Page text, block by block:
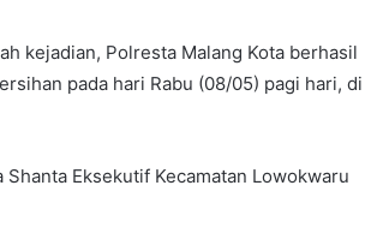
kejadian, Polresta Malang Kota berhasil
pada hari Rabu (08/05) pagi hari, di
Eksekutif Kecamatan Lowokwaru